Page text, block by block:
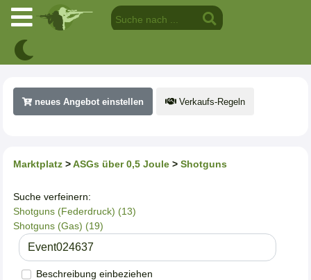
neues Angebot einstellen Verkaufs-Regeln
Marktplatz >ASGs über 0,5 Joule > Shotguns
Suche verfeinern:
Shotguns (Federdruck) (13)
Shotguns (Gas) (19)
Beschreibung einbeziehen